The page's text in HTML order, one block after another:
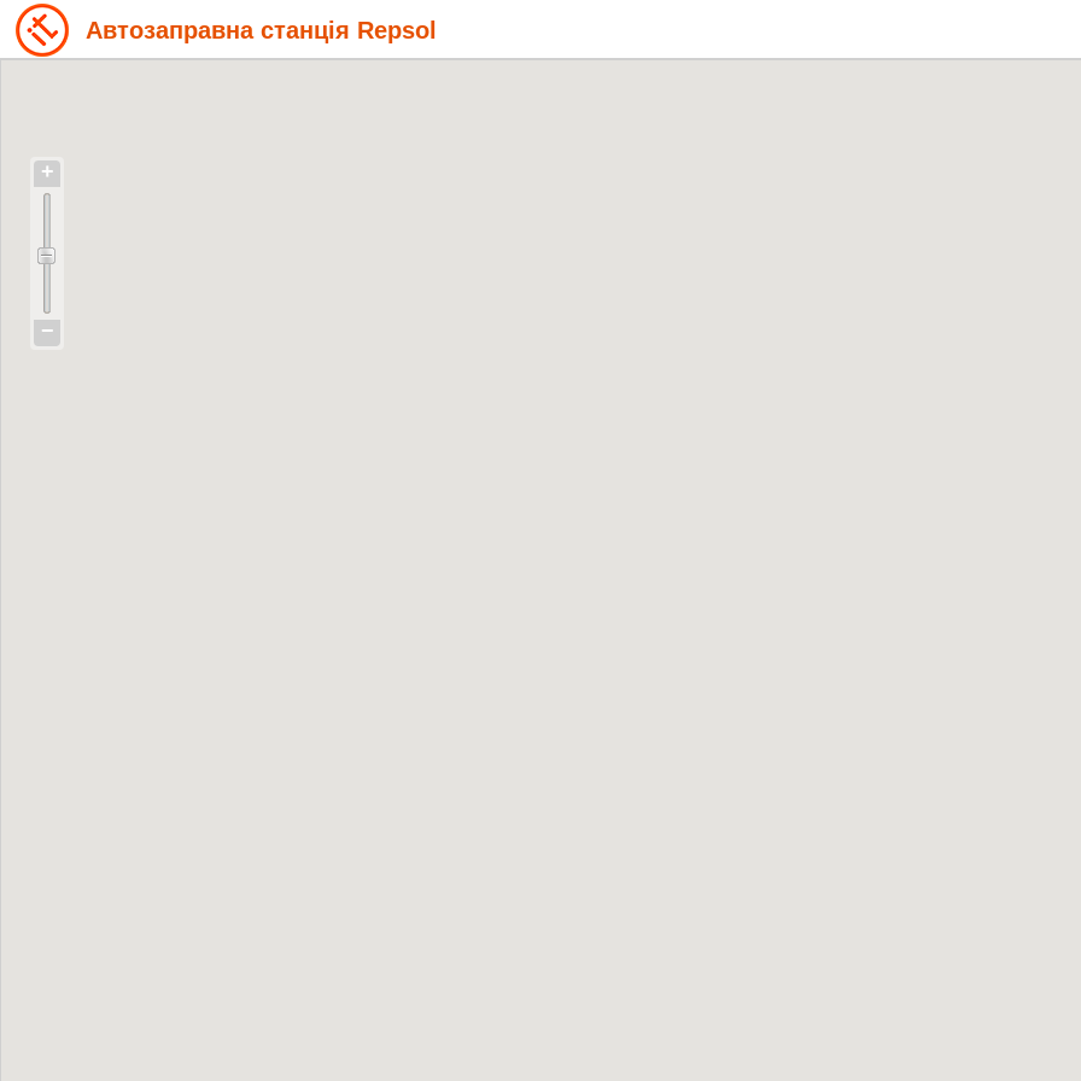
Автозаправна станція Repsol
+
−